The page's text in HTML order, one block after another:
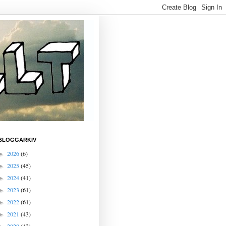
2026(6)
2025(45)
2024(41)
2023 (61)
2022(61)
2021 (43)